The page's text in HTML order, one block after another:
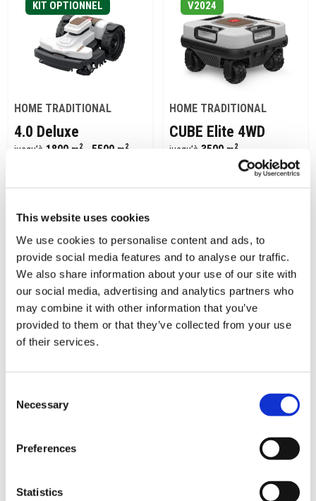
This website uses cookies
We use cookies to personalise content and ads, to
provide social media features and to analyse our traffic.
We also share information about your use of our site with
our social media, advertising and analytics partners who
may combine it with other information that you’ve
provided to them or that they’ve collected from your use
of their services.
Selection
Necessary
Preferences
Statistics
KIT OPTIONNEL
HOME TRADITIONAL
4.0 Deluxe
jusqu’à 1800 m2- 5500 m2
V2024
HOME TRADITIONAL
CUBE Elite 4WD
jusqu’à 3500 m2
HOME TRADITIONAL